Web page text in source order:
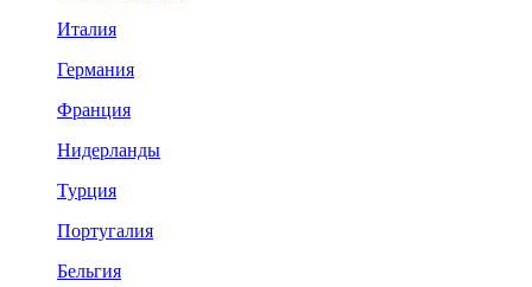
Италия
Германия
Франция
Нидерланды
Турция
Португалия
Бельгия